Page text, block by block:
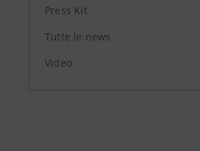
Press Kit
Tutte le news
Video